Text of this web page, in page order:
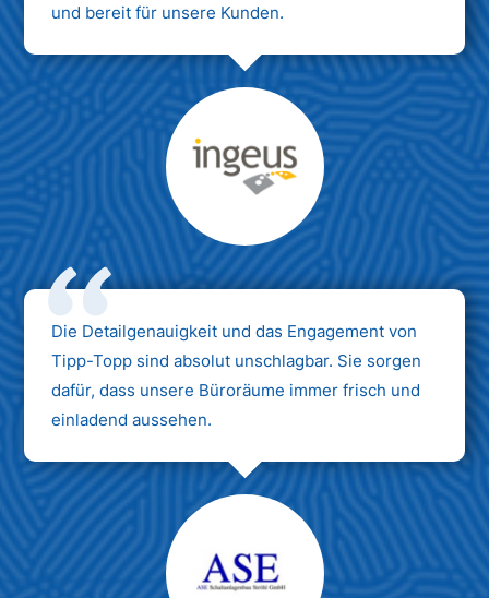
und bereit für unsere Kunden.
Max Mustermann
Unternehmen AG
Die Detailgenauigkeit und das Engagement von
Tipp-Topp sind absolut unschlagbar. Sie sorgen
dafür, dass unsere Büroräume immer frisch und
einladend aussehen.